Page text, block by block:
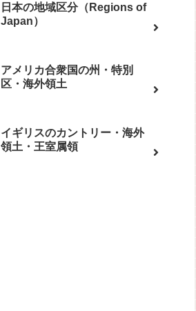
日本の地域区分（Regions of
Japan）
アメリカ合衆国の州・特別
区・海外領土
イギリスのカントリー・海外
領土・王室属領